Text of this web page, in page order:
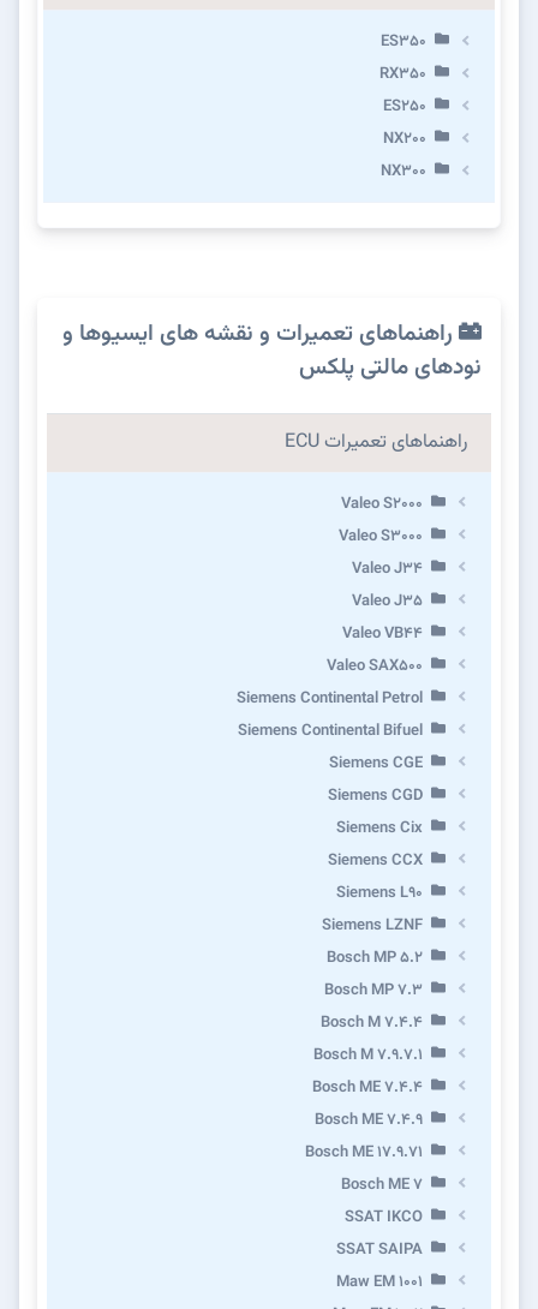
ES350
RX350
ES250
NX200
NX300
راهنماهای تعمیرات و نقشه های ایسیوها و
نودهای مالتی پلکس
راهنماهای تعمیرات ECU
Valeo S2000
Valeo S3000
Valeo J34
Valeo J35
Valeo VB44
Valeo SAX500
Siemens Continental Petrol
Siemens Continental Bifuel
Siemens CGE
Siemens CGD
Siemens Cix
Siemens CCX
Siemens L90
Siemens LZNF
Bosch MP 5.2
Bosch MP 7.3
Bosch M 7.4.4
Bosch M 7.9.7.1
Bosch ME 7.4.4
Bosch ME 7.4.9
Bosch ME 17.9.71
Bosch ME 7
SSAT IKCO
SSAT SAIPA
Maw EM 1001